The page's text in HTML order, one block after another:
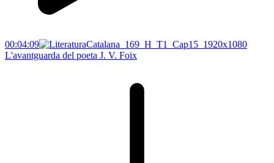
00:04:09
L'avantguarda del poeta J. V. Foix